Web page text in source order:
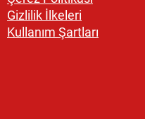
Gizlilik İlkeleri
Kullanım Şartları